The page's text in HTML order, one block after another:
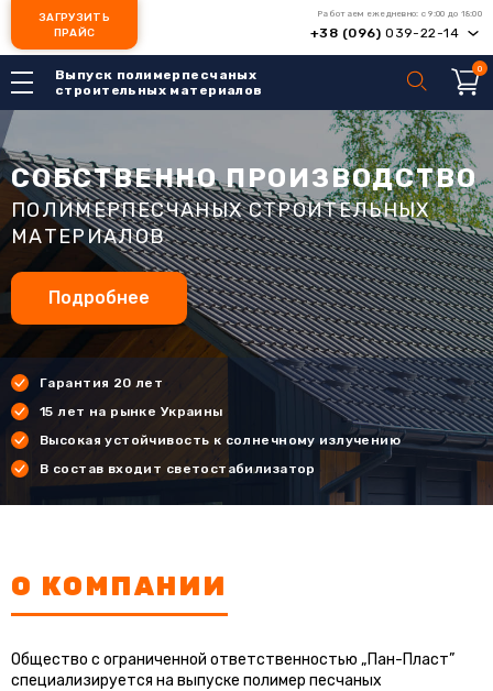
ЗАГРУЗИТЬ
ПРАЙС
Работаем ежедневно: с 9:00 до 18:00
+38 (096) 039-22-14
Выпуск полимерпесчаных
строительных материалов
0
СОБСТВЕННО ПРОИЗВОДСТВО
ПОЛИМЕРПЕСЧАНЫХ СТРОИТЕЛЬНЫХ
МАТЕРИАЛОВ
Подробнее
Гарантия 20 лет
15 лет на рынке Украины
Высокая устойчивость к солнечному излучению
В состав входит светостабилизатор
О КОМПАНИИ
Общество с ограниченной ответственностью „Пан-Пласт”
специализируется на выпуске полимер песчаных